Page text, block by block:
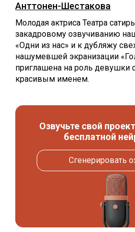
Анттонен-Шестакова
Молодая актриса Театра
закадровому озвучиванию
«Одни из нас» и к дубляжу
нашумевшей экранизации
приглашена на роль девушки
красивым именем.
Озвучьте свой
бесплатной
Сгенерировать